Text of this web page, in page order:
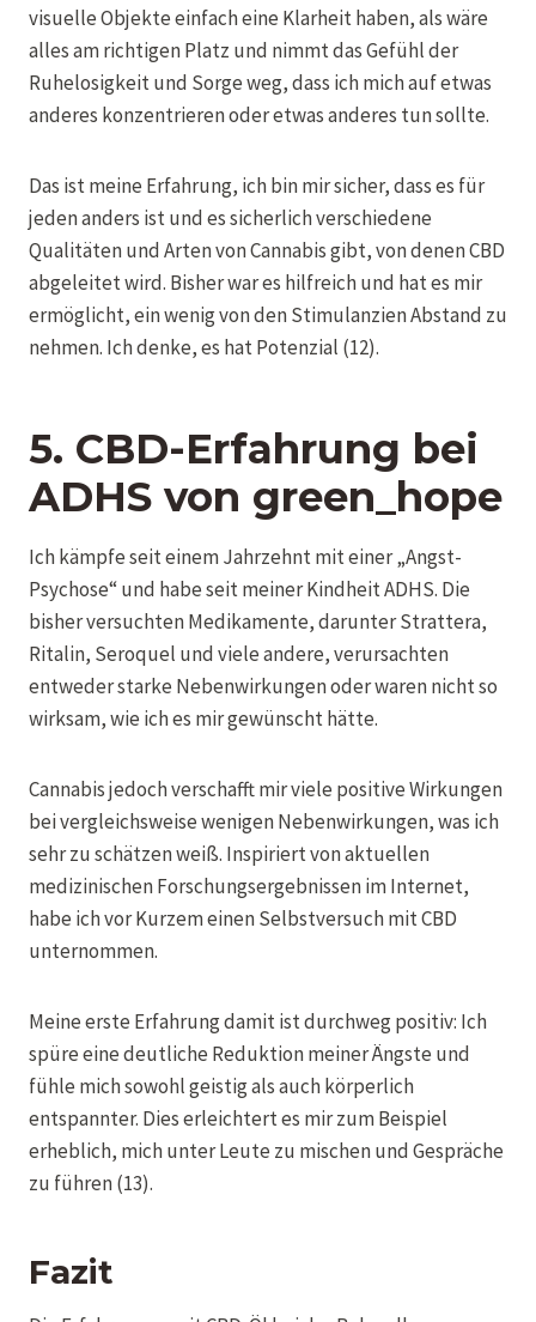
visuelle Objekte einfach eine Klarheit haben, als wäre
alles am richtigen Platz und nimmt das Gefühl der
Ruhelosigkeit und Sorge weg, dass ich mich auf etwas
anderes konzentrieren oder etwas anderes tun sollte.
Das ist meine Erfahrung, ich bin mir sicher, dass es für
jeden anders ist und es sicherlich verschiedene
Qualitäten und Arten von Cannabis gibt, von denen CBD
abgeleitet wird. Bisher war es hilfreich und hat es mir
ermöglicht, ein wenig von den Stimulanzien Abstand zu
nehmen. Ich denke, es hat Potenzial (12).
5. CBD-Erfahrung bei
ADHS von green_hope
Ich kämpfe seit einem Jahrzehnt mit einer „Angst-
Psychose“ und habe seit meiner Kindheit ADHS. Die
bisher versuchten Medikamente, darunter Strattera,
Ritalin, Seroquel und viele andere, verursachten
entweder starke Nebenwirkungen oder waren nicht so
wirksam, wie ich es mir gewünscht hätte.
Cannabis jedoch verschafft mir viele positive Wirkungen
bei vergleichsweise wenigen Nebenwirkungen, was ich
sehr zu schätzen weiß. Inspiriert von aktuellen
medizinischen Forschungsergebnissen im Internet,
habe ich vor Kurzem einen Selbstversuch mit CBD
unternommen.
Meine erste Erfahrung damit ist durchweg positiv: Ich
spüre eine deutliche Reduktion meiner Ängste und
fühle mich sowohl geistig als auch körperlich
entspannter. Dies erleichtert es mir zum Beispiel
erheblich, mich unter Leute zu mischen und Gespräche
zu führen (13).
Fazit